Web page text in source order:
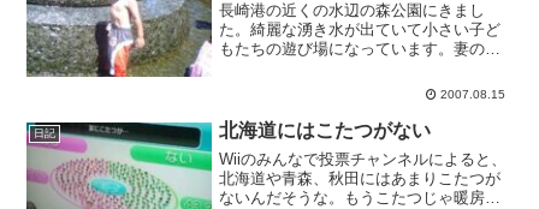
長崎港の近くの水辺の森公園にきまし
た。綺麗な湧き水が出ていて小さい子ど
もたちの遊び場になっています。妻の親
2007.08.15
日記 北海道にはこたつがない
Wiiのみんなで投票チャンネルによると、
北海道や青森、秋田にはあまりこたつが
ないんだそうな。もうこたつじゃ暖房に